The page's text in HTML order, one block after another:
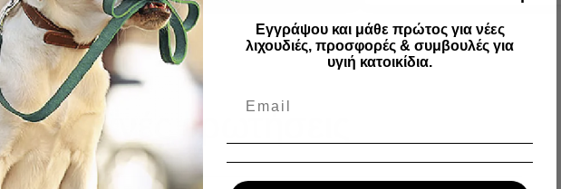
Συχνές ερωτήσεις
Εγγράψου και μάθε πρώτος για νέες
λιχουδιές, προσφορές & συμβουλές για
υγιή κατοικίδια.